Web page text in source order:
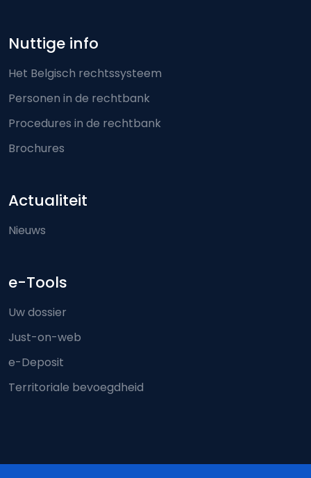
Nuttige info
Het Belgisch rechtssysteem
Personen in de rechtbank
Procedures in de rechtbank
Brochures
Actualiteit
Nieuws
e-Tools
Uw dossier
Just-on-web
e-Deposit
Territoriale bevoegdheid